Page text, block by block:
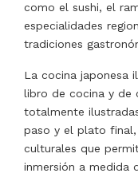
como el sushi, el
especialidades
tradiciones
La cocina japonesa
libro de cocina y de
totalmente
paso y el plato
culturales que
inmersión a medida